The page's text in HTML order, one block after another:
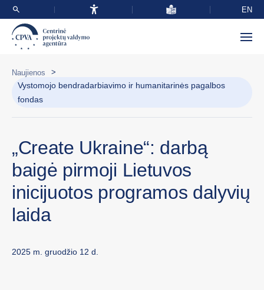
EN
Naujienos >
Vystomojo bendradarbiavimo ir humanitarinės pagalbos
fondas
„Create Ukraine“: darbą
baigė pirmoji Lietuvos
inicijuotos programos dalyvių
laida
2025 m. gruodžio 12 d.